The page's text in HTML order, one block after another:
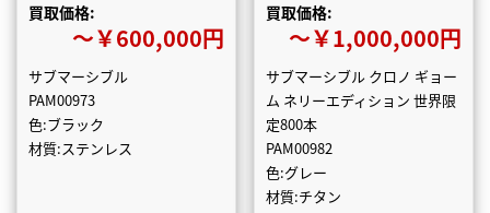
買取価格:
〜￥600,000円
サブマーシブル
PAM00973
色:ブラック
材質:ステンレス
買取価格:
〜￥1,000,000円
サブマーシブル クロノ ギョー
ム ネリーエディション 世界限
定800本
PAM00982
色:グレー
材質:チタン